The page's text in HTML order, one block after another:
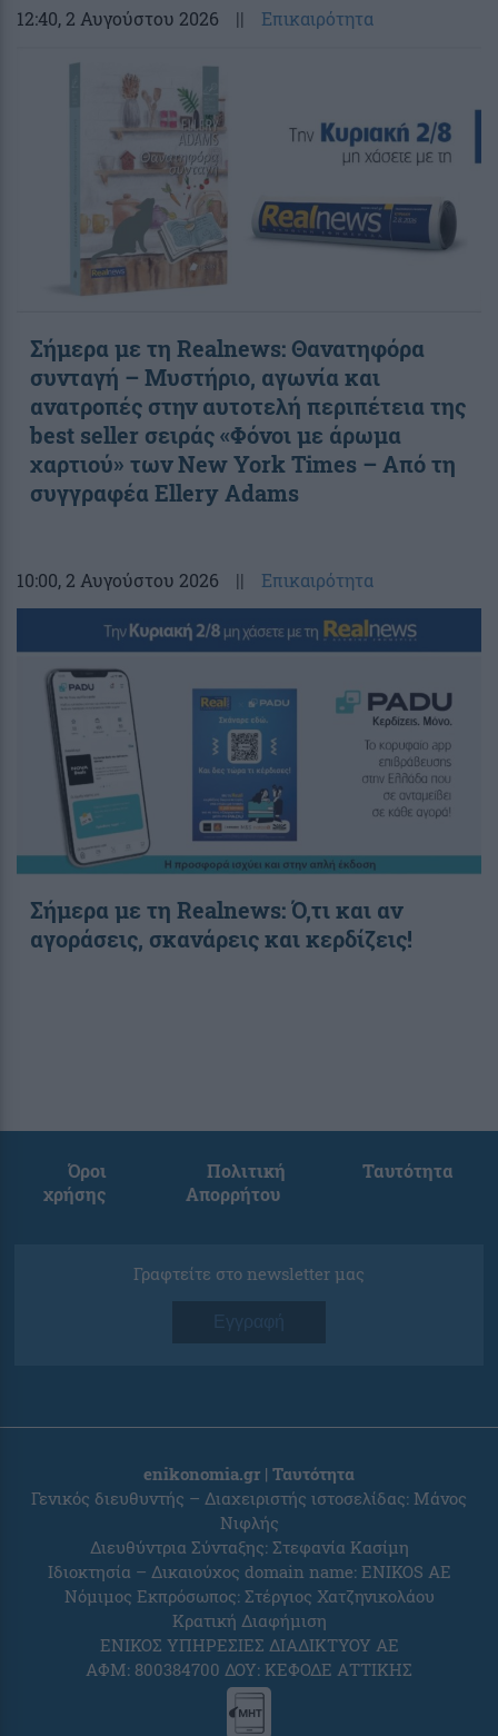
12:40, 2 Αυγούστου 2026 || Επικαιρότητα
Σήμερα με τη Realnews: Θανατηφόρα
συνταγή – Μυστήριο, αγωνία και
ανατροπές στην αυτοτελή περιπέτεια της
best seller σειράς «Φόνοι με άρωμα
χαρτιού» των New York Times – Από τη
συγγραφέα Ellery Adams
10:00, 2 Αυγούστου 2026 || Επικαιρότητα
Σήμερα με τη Realnews: Ό,τι και αν
αγοράσεις, σκανάρεις και κερδίζεις!
Όροι
χρήσης
Πολιτική
Απορρήτου
Ταυτότητα
Γραφτείτε στο newsletter μας
Εγγραφή
enikonomia.gr | Ταυτότητα
Γενικός διευθυντής – Διαχειριστής ιστοσελίδας: Μάνος
Νιφλής
Διευθύντρια Σύνταξης: Στεφανία Κασίμη
Ιδιοκτησία – Δικαιούχος domain name: ENIKOS AE
Νόμιμος Εκπρόσωπος: Στέργιος Χατζηνικολάου
Κρατική Διαφήμιση
ΕΝΙΚΟΣ ΥΠΗΡΕΣΙΕΣ ΔΙΑΔΙΚΤΥΟΥ ΑΕ
ΑΦΜ: 800384700 ΔΟΥ: ΚΕΦΟΔΕ ΑΤΤΙΚΗΣ